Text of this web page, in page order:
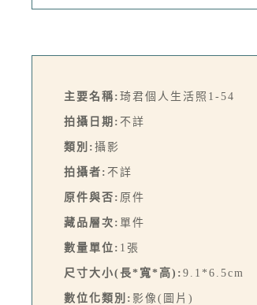
主要名稱: 琦君個人生活照1-54
拍攝日期: 不詳
類別: 攝影
拍攝者: 不詳
原件與否: 原件
藏品層次: 單件
數量單位: 1張
尺寸大小(長*寬*高): 9.1*6.5cm
數位化類別: 影像(圖片)